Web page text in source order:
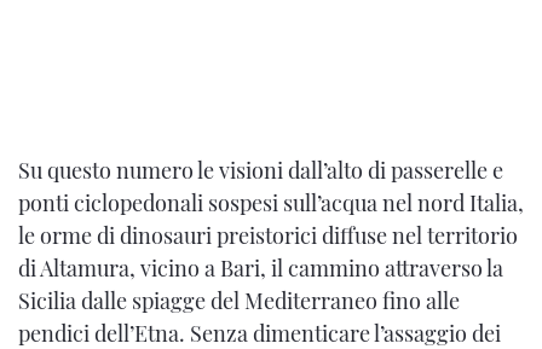
Su questo numero le visioni dall’alto di passerelle e
ponti ciclopedonali sospesi sull’acqua nel nord Italia,
le orme di dinosauri preistorici diffuse nel territorio
di Altamura, vicino a Bari, il cammino attraverso la
Sicilia dalle spiagge del Mediterraneo fino alle
pendici dell’Etna. Senza dimenticare l’assaggio dei